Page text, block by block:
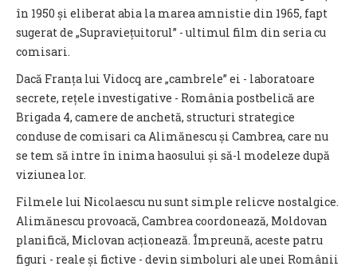
în 1950 și eliberat abia la marea amnistie din 1965, fapt
sugerat de „Supraviețuitorul” - ultimul film din seria cu
comisari.
Dacă Franța lui Vidocq are „cambrele” ei - laboratoare
secrete, rețele investigative - România postbelică are
Brigada 4, camere de anchetă, structuri strategice
conduse de comisari ca Alimănescu și Cambrea, care nu
se tem să intre în inima haosului și să-l modeleze după
viziunea lor.
Filmele lui Nicolaescu nu sunt simple relicve nostalgice.
Alimănescu provoacă, Cambrea coordonează, Moldovan
planifică, Miclovan acționează. Împreună, aceste patru
figuri - reale și fictive - devin simboluri ale unei Românii